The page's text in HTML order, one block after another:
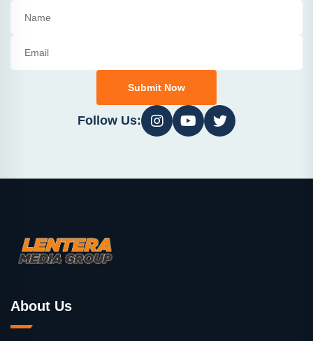
Submit Now
Follow Us:
About Us